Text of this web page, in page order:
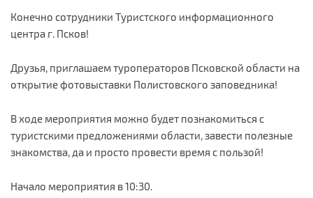
Конечно сотрудники Туристского информационного
центра г. Псков!
Друзья, приглашаем туроператоров Псковской области на
открытие фотовыставки Полистовского заповедника!
В ходе мероприятия можно будет познакомиться с
туристскими предложениями области, завести полезные
знакомства, да и просто провести время с пользой!
Начало мероприятия в 10:30.